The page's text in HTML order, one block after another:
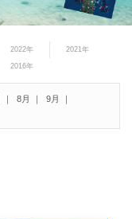
2022年 2021年
2016年
8月
9月